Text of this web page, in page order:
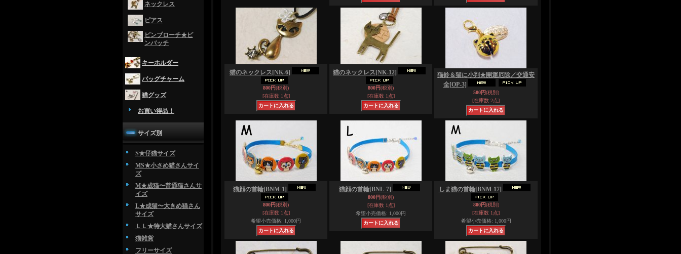
ネックレス
ピアス
ピンブローチ★ピ
ンバッチ
キーホルダー
バッグチャーム
猫グッズ
お買い得品！
サイズ別
S★仔猫サイズ
MS★小さめ猫さんサイ
ズ
M★成猫〜普通猫さんサ
イズ
L★成猫〜大きめ猫さん
サイズ
ＬＬ★特大猫さんサイズ
猫雑貨
フリーサイズ
猫のネックレス [NK-6]
800円(税別)
[在庫数 1点]
猫のネックレス [NK-12]
800円(税別)
[在庫数 1点]
猫鈴＆猫に小判★開運厄除／交通安
全[OP-3]
500円(税別)
[在庫数 2点]
猫顔の首輪[BNM-1]
800円(税別)
[在庫数 1点]
希望小売価格: 1,000円
猫顔の首輪[BNL-7]
800円(税別)
[在庫数 1点]
希望小売価格: 1,000円
しま猫の首輪[BNM-17]
800円(税別)
[在庫数 1点]
希望小売価格: 1,000円